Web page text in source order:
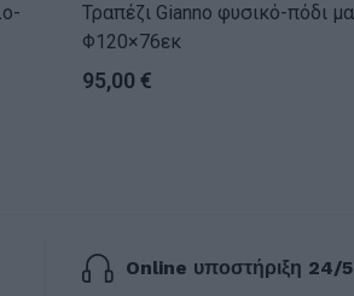
Τραπέζι Gianno φυσικό-πόδι μαύρο
Φ120×76εκ
95,00 €
Online υποστήριξη 24/5